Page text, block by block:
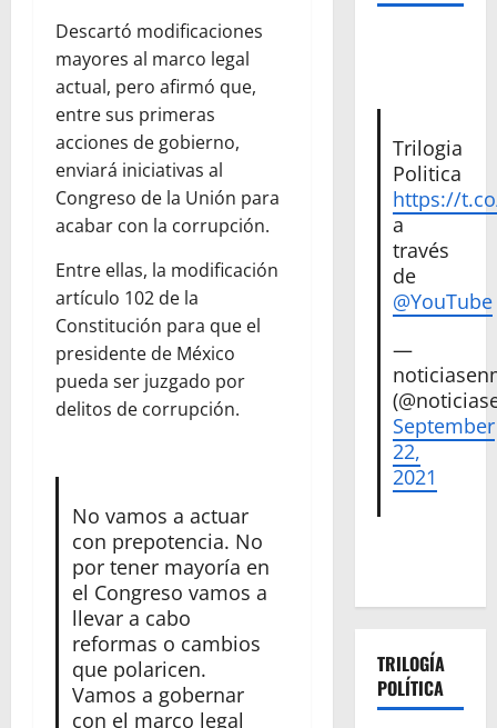
Descartó modificaciones
mayores al marco legal
actual, pero afirmó que,
entre sus primeras
acciones de gobierno,
enviará iniciativas al
Congreso de la Unión para
acabar con la corrupción.
Entre ellas, la modificación
artículo 102 de la
Constitución para que el
presidente de México
pueda ser juzgado por
delitos de corrupción.
No vamos a actuar
con prepotencia. No
por tener mayoría en
el Congreso vamos a
llevar a cabo
reformas o cambios
que polaricen.
Vamos a gobernar
con el marco legal
Trilogia
Politica
https://
a
través
de
@YouTube
—
September
22,
2021
TRILOGÍA
POLÍTICA